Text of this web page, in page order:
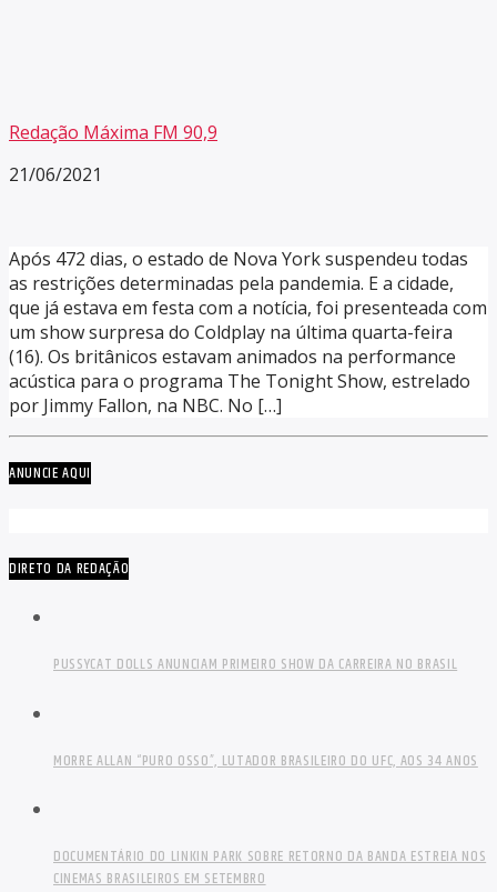
Redação Máxima FM 90,9
21/06/2021
Após 472 dias, o estado de Nova York suspendeu todas
as restrições determinadas pela pandemia. E a cidade,
que já estava em festa com a notícia, foi presenteada com
um show surpresa do Coldplay na última quarta-feira
(16). Os britânicos estavam animados na performance
acústica para o programa The Tonight Show, estrelado
por Jimmy Fallon, na NBC. No […]
ANUNCIE AQUI
DIRETO DA REDAÇÃO
PUSSYCAT DOLLS ANUNCIAM PRIMEIRO SHOW DA CARREIRA NO BRASIL
MORRE ALLAN “PURO OSSO”, LUTADOR BRASILEIRO DO UFC, AOS 34 ANOS
DOCUMENTÁRIO DO LINKIN PARK SOBRE RETORNO DA BANDA ESTREIA NOS
CINEMAS BRASILEIROS EM SETEMBRO